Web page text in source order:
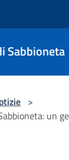
Sabbioneta
>
un